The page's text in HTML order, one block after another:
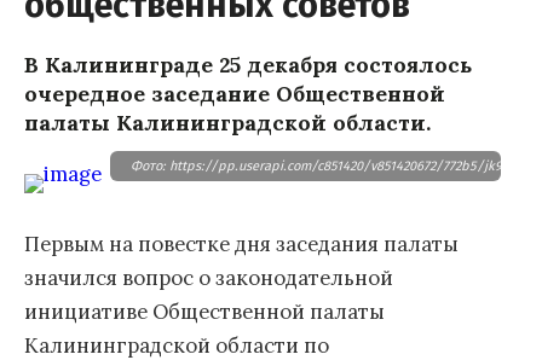
В Калининграде 25 декабря состоялось
очередное заседание Общественной
палаты Калининградской области.
Фото: https://pp.userapi.com/c851420/v851420672/772b5/
Первым на повестке дня заседания палаты
значился вопрос о законодательной
инициативе Общественной палаты
Калининградской области по